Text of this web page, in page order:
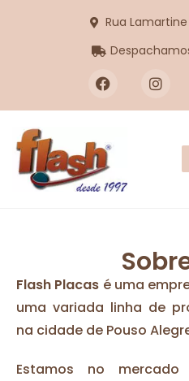
Rua
Flash Placas é uma
uma variada linha de
na cidade de Pouso
Estamos no